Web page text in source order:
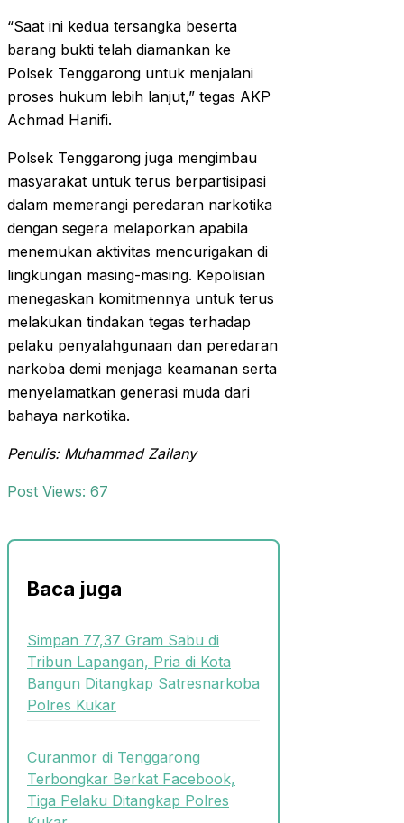
“Saat ini kedua tersangka beserta
barang bukti telah diamankan ke
Polsek Tenggarong untuk menjalani
proses hukum lebih lanjut,” tegas AKP
Achmad Hanifi.
Polsek Tenggarong juga mengimbau
masyarakat untuk terus berpartisipasi
dalam memerangi peredaran narkotika
dengan segera melaporkan apabila
menemukan aktivitas mencurigakan di
lingkungan masing-masing. Kepolisian
menegaskan komitmennya untuk terus
melakukan tindakan tegas terhadap
pelaku penyalahgunaan dan peredaran
narkoba demi menjaga keamanan serta
menyelamatkan generasi muda dari
bahaya narkotika.
Penulis: Muhammad Zailany
Post Views: 67
Baca juga
Simpan 77,37 Gram Sabu di
Tribun Lapangan, Pria di Kota
Bangun Ditangkap Satresnarkoba
Polres Kukar
Curanmor di Tenggarong
Terbongkar Berkat Facebook,
Tiga Pelaku Ditangkap Polres